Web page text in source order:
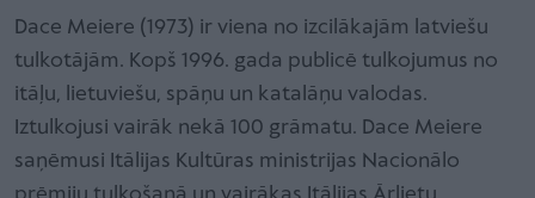
Dace Meiere (1973) ir viena no izcilākajām latviešu
tulkotājām. Kopš 1996. gada publicē tulkojumus no
itāļu, lietuviešu, spāņu un katalāņu valodas.
Iztulkojusi vairāk nekā 100 grāmatu. Dace Meiere
saņēmusi Itālijas Kultūras ministrijas Nacionālo